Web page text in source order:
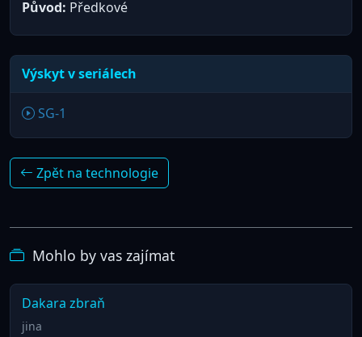
Původ: Předkové
Výskyt v seriálech
SG-1
Zpět na technologie
Mohlo by vas zajímat
Dakara zbraň
jina